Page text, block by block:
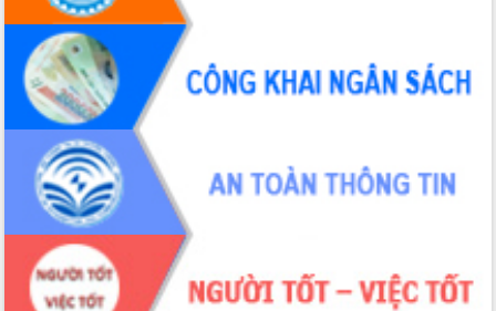
Đoàn đại biểu Quốc hội tỉnh Đắk Lắk
trao đổi thông tin trước Kỳ họp thứ
nhất, Quốc hội khóa XVI
Quyết liệt cải cách hành chính, khơi
thông nguồn lực phát triển
Nâng cao hiệu lực, hiệu quả HĐND
tỉnh thông qua hiện đại hóa hành chính
Xã Ea Phê gắn cải cách hành chính với
chuyển đổi số
Phó Chủ tịch Thường trực UBND tỉnh
Hồ Thị Nguyên Thảo làm việc tại Trung
tâm Phục vụ hành chính công xã Ea
Phê